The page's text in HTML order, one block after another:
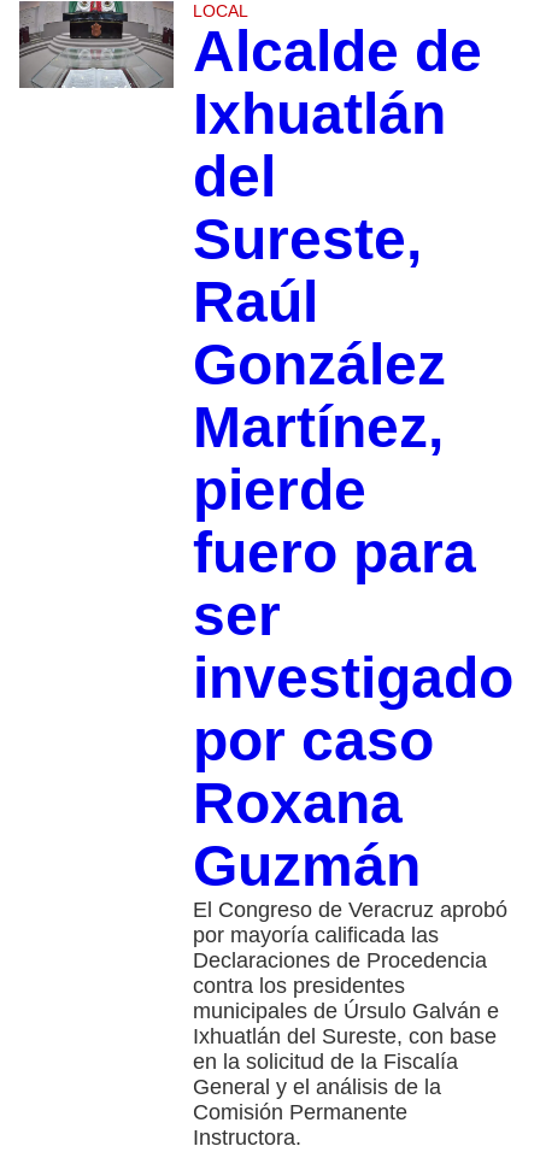
LOCAL
Alcalde de
Ixhuatlán
del
Sureste,
Raúl
González
Martínez,
pierde
fuero para
ser
investigado
por caso
Roxana
Guzmán
El Congreso de Veracruz aprobó
por mayoría calificada las
Declaraciones de Procedencia
contra los presidentes
municipales de Úrsulo Galván e
Ixhuatlán del Sureste, con base
en la solicitud de la Fiscalía
General y el análisis de la
Comisión Permanente
Instructora.